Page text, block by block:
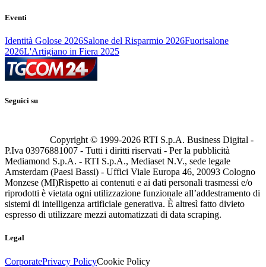
Eventi
Identità Golose 2026Salone del Risparmio 2026Fuorisalone
2026L'Artigiano in Fiera 2025
Seguici su
Copyright © 1999-2026 RTI S.p.A. Business Digital -
P.Iva 03976881007 - Tutti i diritti riservati - Per la pubblicità
Mediamond S.p.A. - RTI S.p.A., Mediaset N.V., sede legale
Amsterdam (Paesi Bassi) - Uffici Viale Europa 46, 20093 Cologno
Monzese (MI)Rispetto ai contenuti e ai dati personali trasmessi e/o
riprodotti è vietata ogni utilizzazione funzionale all’addestramento di
sistemi di intelligenza artificiale generativa. È altresì fatto divieto
espresso di utilizzare mezzi automatizzati di data scraping.
Legal
CorporatePrivacy PolicyCookie Policy